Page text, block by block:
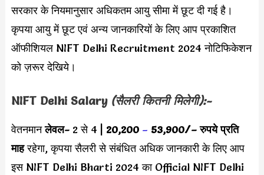
सरकार के नियमानुसार अधिकतम आयु सीमा में छूट दी गई है।
कृपया आयु में छूट एवं अन्य जानकारियों के लिए आप प्रकाशित
ऑफीशियल NIFT Delhi Recruitment 2024 नोटिफिकेशन
को ज़रूर देखिये।
NIFT Delhi Salary (सैलरी कितनी मिलेगी):-
वेतनमानलेवल-2 से 4 | 20,200 – 53,900/– रुपये प्रति
माहरहेगा, कृपया सैलरी से संबंधित अधिक जानकारी के लिए आप
इस NIFT Delhi Bharti 2024 का Official NIFT Delhi